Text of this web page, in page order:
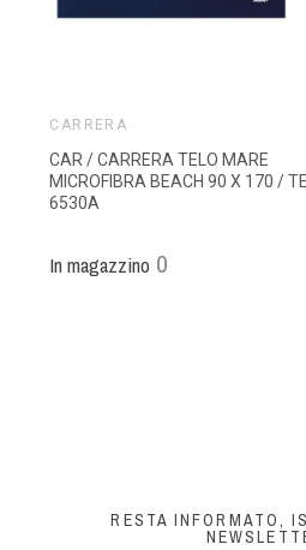
CARRERA
CAR / CARRERA TELO MARE
MICROFIBRA BEACH 90 X 170 /
6530A
In magazzino 0
RESTA INFORMATO,